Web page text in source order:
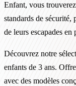
Enfant, vous
standards de sécurité,
de leurs escapades en
Découvrez notre
enfants de 3 ans.
avec des modèles